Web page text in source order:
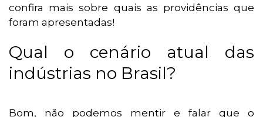
confira mais sobre quais as providências que
foram apresentadas!
Qual o cenário atual das
indústrias no Brasil?
Bom, não podemos mentir e falar que o